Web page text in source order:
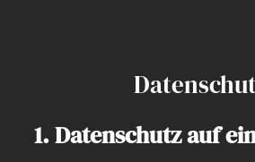
1. Datenschutz auf